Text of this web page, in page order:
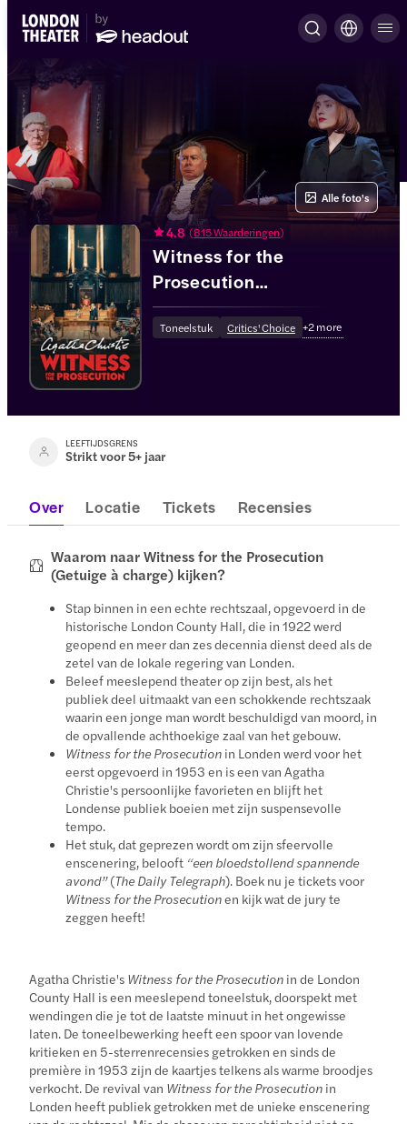
4.8 (815 Waarderingen)
Witness for the
Prosecution
(Getuige à charge)
Toneelstuk Critics' Choice +2more
Alle foto's
LEEFTIJDSGRENS
Strikt voor 5+ jaar
Over Locatie Tickets Recensies
Waarom naar Witness for the Prosecution
(Getuige à charge) kijken?
Stap binnen in een echte rechtszaal, opgevoerd in de
historische London County Hall, die in 1922 werd
geopend en meer dan zes decennia dienst deed als de
zetel van de lokale regering van Londen.
Beleef meeslepend theater op zijn best, als het
publiek deel uitmaakt van een schokkende rechtszaak
waarin een jonge man wordt beschuldigd van moord, in
de opvallende achthoekige zaal van het gebouw.
Witness for the Prosecution in Londen werd voor het
eerst opgevoerd in 1953 en is een van Agatha
Christie's persoonlijke favorieten en blijft het
Londense publiek boeien met zijn suspensevolle
tempo.
Het stuk, dat geprezen wordt om zijn sfeervolle
enscenering, belooft “een bloedstollend spannende
avond”(The Daily Telegraph). Boek nu je tickets voor
Witness for the Prosecutionen kijk wat de jury te
zeggen heeft!
Agatha Christie's Witness for the Prosecution in de London
County Hall is een meeslepend toneelstuk, doorspekt met
wendingen die je tot de laatste minuut in het ongewisse
laten. De toneelbewerking heeft een spoor van lovende
kritieken en 5-sterrenrecensies getrokken en sinds de
première in 1953 zijn de kaartjes telkens als warme broodjes
verkocht. De revival van Witness for the Prosecution in
Londen heeft publiek getrokken met de unieke enscenering